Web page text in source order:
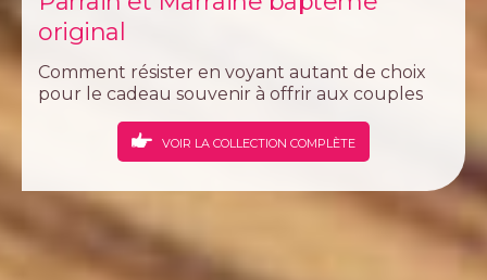
original
Comment résister en voyant autant de choix
pour le cadeau souvenir à offrir aux couples
cette célébration d' avoir une filleul ou une
filleule pour le restant de sa vie.Un
VOIR LA COLLECTION COMPLÈTE